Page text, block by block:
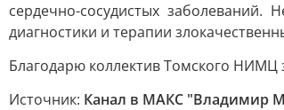
сердечно-сосудистых
диагностики и терапии
Благодарю коллектив Томского НИМЦ
Источник: Канал в МАКС "Владимир